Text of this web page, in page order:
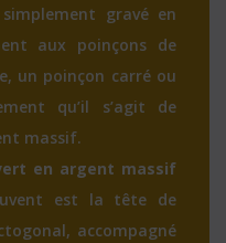
gravé en
aux poinçons de
un poinçon carré ou
qu’il s’agit de
massif.
en argent massif
est la tête de
accompagné